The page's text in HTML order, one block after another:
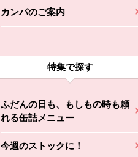
カンパのご案内
特集で探す
ふだんの日も、もしもの時も頼
れる缶詰メニュー
今週のストックに！